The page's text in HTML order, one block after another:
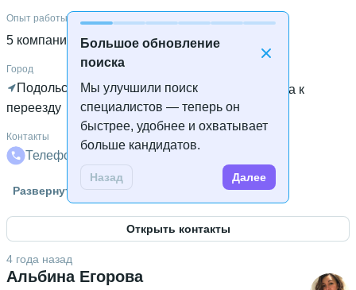
Большое обновление
поиска
Мы улучшили поиск
специалистов — теперь он
быстрее, удобнее и охватывает
больше кандидатов.
Назад Далее
Опыт работы
5 компаний • 7 лет и 3 месяца
Город
Подольск • Готова к удалённой работе
Готова к
переезду
Контакты
Телефон Телеграм
Гражданство
Высшее образование
Развернуть
Открыть контакты
Альбина Егорова
4 года назад